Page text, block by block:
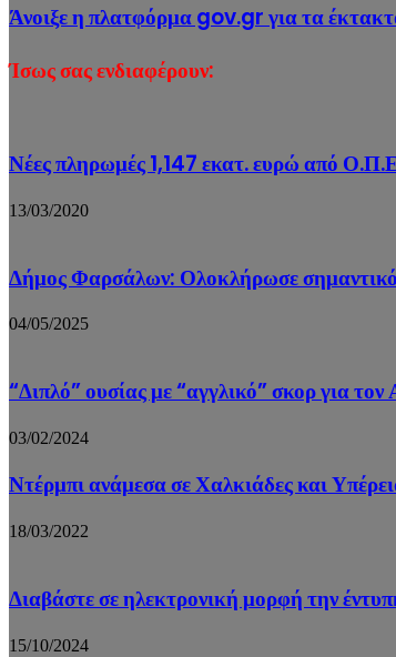
Άνοιξε η πλατφόρμα gov.gr για τα
Ίσως σας ενδιαφέρουν:
Νέες πληρωμές 1,147 εκατ. ευρώ από
13/03/2020
Δήμος Φαρσάλων: Ολοκλήρωσε σημαντικό
04/05/2025
“Διπλό” ουσίας με “αγγλικό” σκορ για
03/02/2024
Ντέρμπι ανάμεσα σε Χαλκιάδες και
18/03/2022
Διαβάστε σε ηλεκτρονική μορφή την
15/10/2024